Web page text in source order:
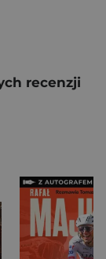
recenzji